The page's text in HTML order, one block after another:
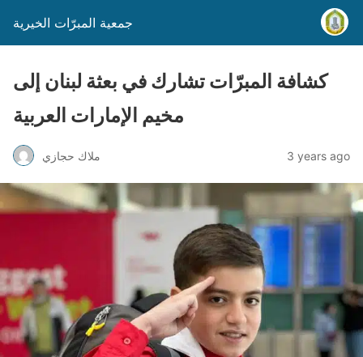
جمعية المبرّات الخيرية
كشافة المبرّات تشارك في بعثة لبنان إلى
مخيم الإمارات العربية
ملاك حجازي 3 years ago